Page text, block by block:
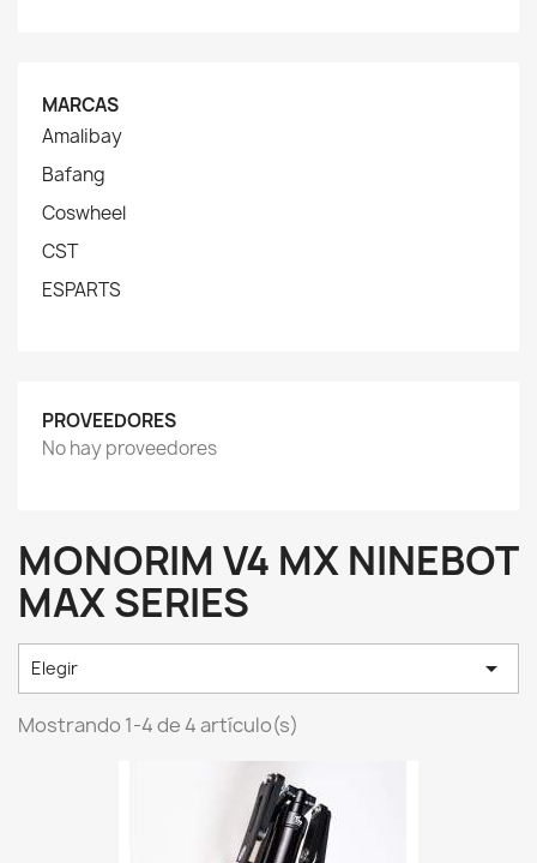
MARCAS
Amalibay
Bafang
Coswheel
CST
ESPARTS
PROVEEDORES
No hay proveedores
MONORIM V4 MX NINEBOT
MAX SERIES
Elegir 
Mostrando 1-4 de 4 artículo(s)